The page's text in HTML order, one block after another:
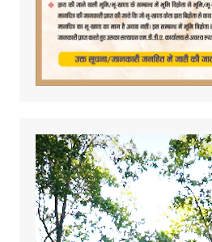
Video
Player